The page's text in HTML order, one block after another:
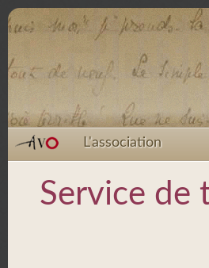
L'association
Service de